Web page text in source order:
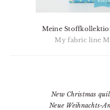
Meine
My fabric line
New Christmas
Neue Weihnachts-